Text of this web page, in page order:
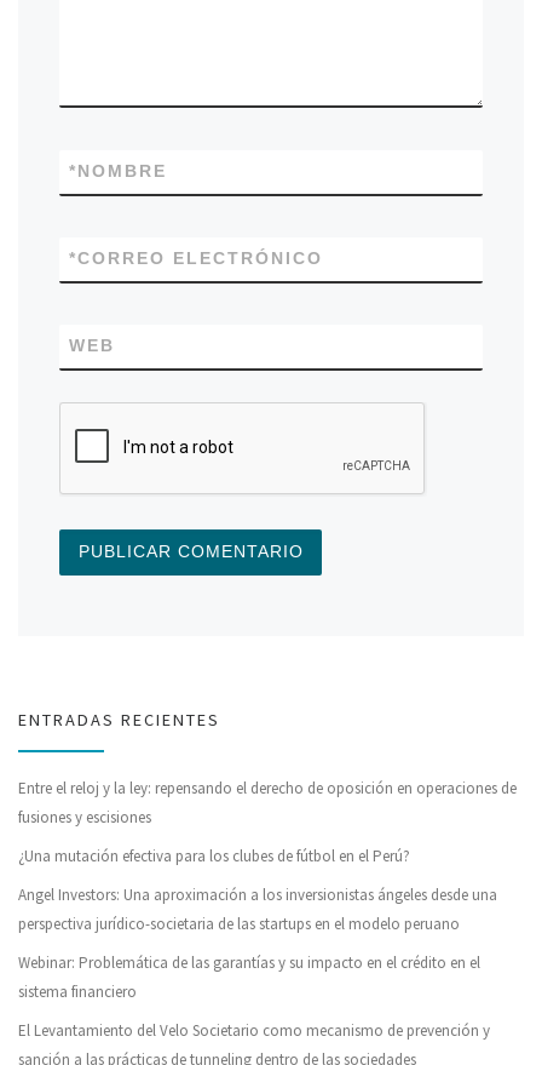
NOMBRE
*
CORREO ELECTRÓNICO
*
WEB
ENTRADAS RECIENTES
Entre el reloj y la ley: repensando el derecho de oposición en operaciones de
fusiones y escisiones
¿Una mutación efectiva para los clubes de fútbol en el Perú?
Angel Investors: Una aproximación a los inversionistas ángeles desde una
perspectiva jurídico-societaria de las startups en el modelo peruano
Webinar: Problemática de las garantías y su impacto en el crédito en el
sistema financiero
El Levantamiento del Velo Societario como mecanismo de prevención y
sanción a las prácticas de tunneling dentro de las sociedades